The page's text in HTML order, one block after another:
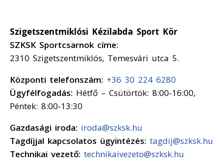
Szigetszentmiklósi Kézilabda Sport Kör
SZKSK Sportcsarnok címe:
2310 Szigetszentmiklós, Temesvári utca 5.
Központi telefonszám: +36 30 224 6280
Ügyfélfogadás: Hétfő – Csütörtök: 8:00-16:00,
Péntek: 8:00-13:30
Gazdasági iroda: iroda@szksk.hu
Tagdíjjal kapcsolatos ügyintézés: tagdij@szksk.hu
Technikai vezető: technikaivezeto@szksk.hu